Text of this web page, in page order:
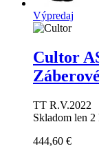
Výpredaj
Cultor
TT R.V.2022
Skladom len 2
444,60 €